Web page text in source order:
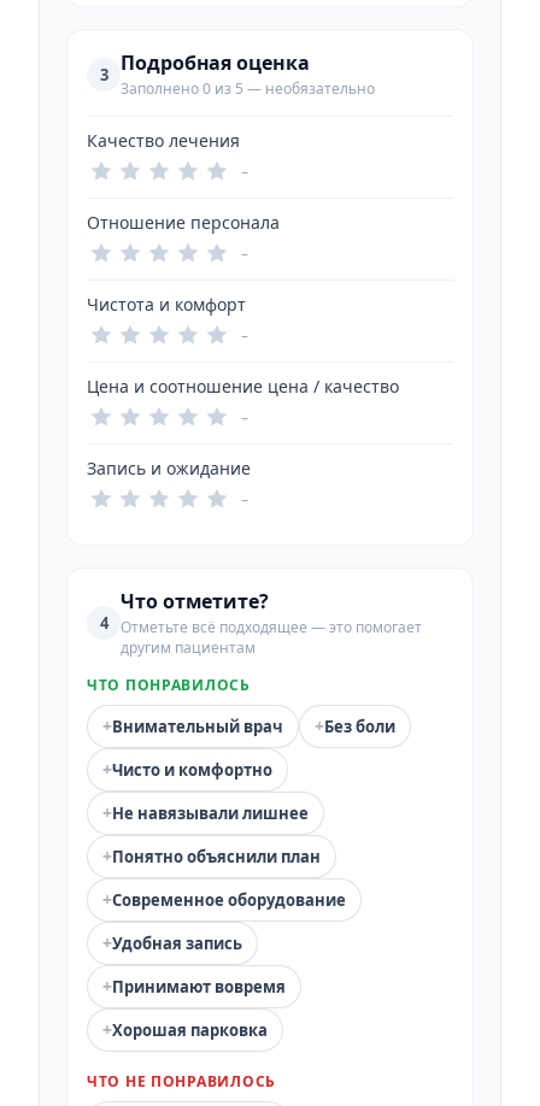
3 Подробная оценка
Заполнено 0 из 5 — необязательно
Качество лечения
–
Отношение персонала
–
Чистота и комфорт
–
Цена и соотношение цена / качество
–
Запись и ожидание
–
4
Что отметите?
Отметьте всё подходящее — это помогает
другим пациентам
ЧТО ПОНРАВИЛОСЬ
+Внимательный врач +Без боли
+Чисто и комфортно
+Не навязывали лишнее
+Понятно объяснили план
+Современное оборудование
+Удобная запись
+Принимают вовремя
+Хорошая парковка
ЧТО НЕ ПОНРАВИЛОСЬ